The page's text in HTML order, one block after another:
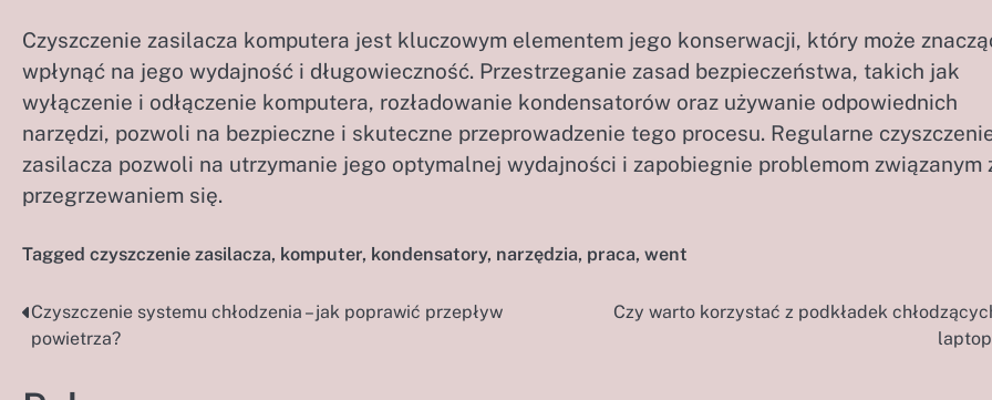
Czyszczenie zasilacza komputera jest kluczowym elementem jego konserwacji, który może
wpłynąć na jego wydajność i długowieczność. Przestrzeganie zasad bezpieczeństwa, takich jak
wyłączenie i odłączenie komputera, rozładowanie kondensatorów oraz używanie odpowiednich
narzędzi, pozwoli na bezpieczne i skuteczne przeprowadzenie tego procesu. Regularne
zasilacza pozwoli na utrzymanie jego optymalnej wydajności i zapobiegnie problemom związanym
przegrzewaniem się.
Tagged czyszczenie zasilacza, komputer, kondensatory, narzędzia, praca, went
Nawigacja
wpisu
Czyszczenie systemu chłodzenia – jak poprawić przepływ
powietrza?
Czy warto korzystać z podkładek